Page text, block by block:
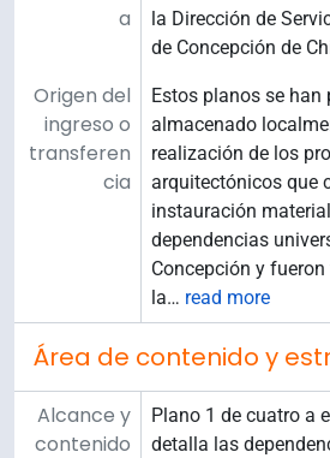
a
la Dirección de
de Concepción de
Origen del
ingreso o
transferen
cia
Estos planos se han
almacenado
realización de los
arquitectónicos que
instauración
dependencias
Concepción y
la… read more
Área de contenido y
Alcance y
contenido
Plano 1 de cuatro a
detalla las